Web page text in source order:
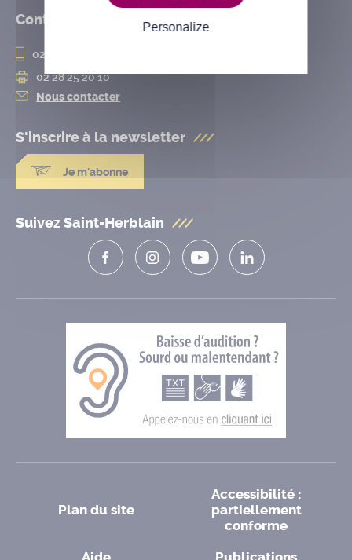
Contact
02 28 25 20 00
02 28 25 20 10
Nous contacter
S'inscrire à la newsletter
Je m'abonne
Suivez Saint-Herblain
Plan du site
Accessibilité :
partiellement
conforme
Personalize